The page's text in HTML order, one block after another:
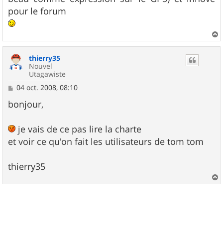
pour le forum
a
thierry35
Nouvel
Utagawiste
M
s
s
g
e
04 oct. 2008, 08:10
bonjour,
je vais de ce pas lire la charte
et voir ce qu'on fait les utilisateurs de tom tom
thierry35
a